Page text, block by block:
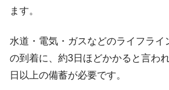
ます。
水道・電気・ガスなどのライフライ
の到着に、約3日ほどかかると言わ
日以上の備蓄が必要です。